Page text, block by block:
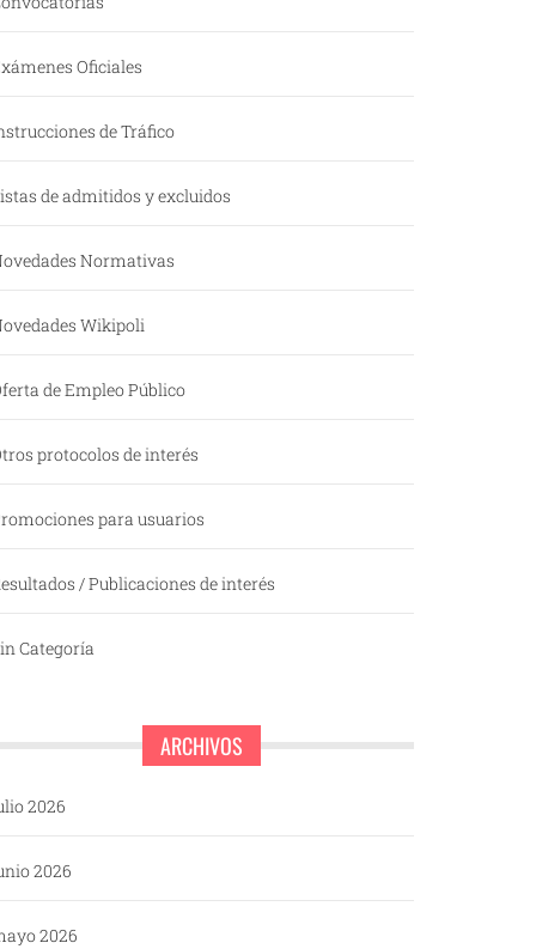
Oficiales
de Tráfico
de admitidos y excluidos
Normativas
Wikipoli
de Empleo Público
protocolos de interés
para usuarios
/ Publicaciones de interés
Categoría
ARCHIVOS
2026
2026
2026